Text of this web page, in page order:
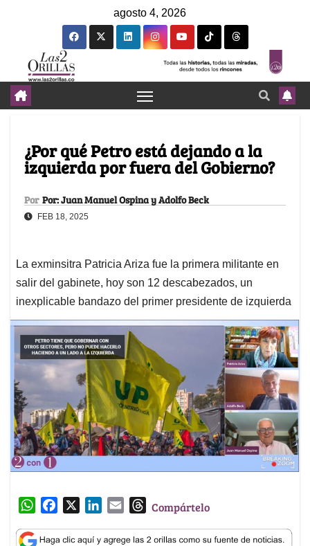
agosto 4, 2026
¿Por qué Petro está dejando a la
izquierda por fuera del Gobierno?
Por Por: Juan Manuel Ospina y Adolfo Beck
FEB 18, 2025
La exminsitra Patricia Ariza fue la primera militante en
salir del gabinete, hoy son 12 descabezados, un
inexplicable bandazo del primer presidente de izquierda
W
a
c
n
a
T
r
Compártelo